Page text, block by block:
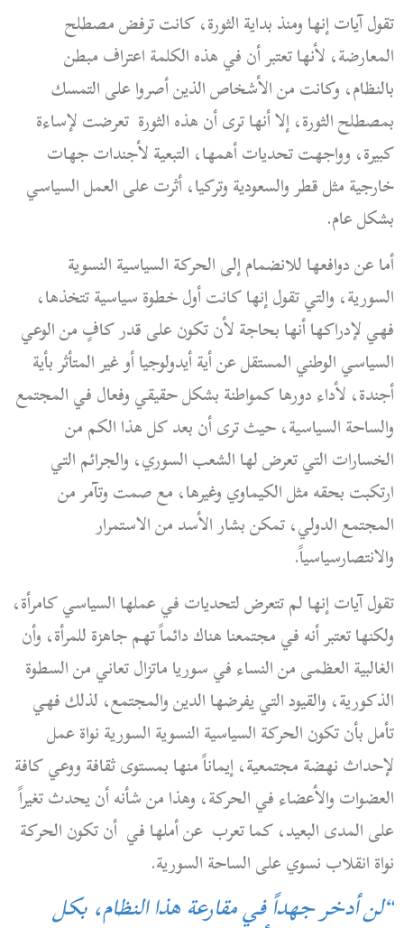
تقول آيات إنها ومنذ بداية الثورة، كانت ترفض مصطلح
المعارضة، لأنها تعتبر أن في هذه الكلمة اعتراف مبطن
بالنظام، وكانت من الأشخاص الذين أصروا على التمسك
بمصطلح الثورة، إلا أنها ترى أن هذه الثورة تعرضت لإساءة
كبيرة، وواجهت تحديات أهمها، التبعية لأجندات جهات
خارجية مثل قطر والسعودية وتركيا، أثرت على العمل السياسي
بشكل عام.
أما عن دوافعها للانضمام إلى الحركة السياسية النسوية
السورية، والتي تقول إنها كانت أول خطوة سياسية تتخذها،
فهي لإدراكها أنها بحاجة لأن تكون على قدر كافٍ من الوعي
السياسي الوطني المستقل عن أية أيدولوجيا أو غير المتأثر بأية
أجندة، لأداء دورها كمواطنة بشكل حقيقي وفعال في المجتمع
والساحة السياسية، حيث ترى أن بعد كل هذا الكم من
الخسارات التي تعرض لها الشعب السوري، والجرائم التي
ارتكبت بحقه مثل الكيماوي وغيرها، مع صمت وتآمر من
المجتمع الدولي، تمكن بشار الأسد من الاستمرار
والانتصارسياسياً.
تقول آيات إنها لم تتعرض لتحديات في عملها السياسي كامرأة،
ولكنها تعتبر أنه في مجتمعنا هناك دائماً تهم جاهزة للمرأة، وأن
الغالبية العظمى من النساء في سوريا ماتزال تعاني من السطوة
الذكورية، والقيود التي يفرضها الدين والمجتمع، لذلك فهي
تأمل بأن تكون الحركة السياسية النسوية السورية نواة عمل
لإحداث نهضة مجتمعية، إيماناً منها بمستوى ثقافة ووعي كافة
العضوات والأعضاء في الحركة، وهذا من شأنه أن يحدث تغيراً
على المدى البعيد، كما تعرب عن أملها في أن تكون الحركة
نواة انقلاب نسوي على الساحة السورية.
“لن أدخر جهداً في مقارعة هذا النظام، بكل